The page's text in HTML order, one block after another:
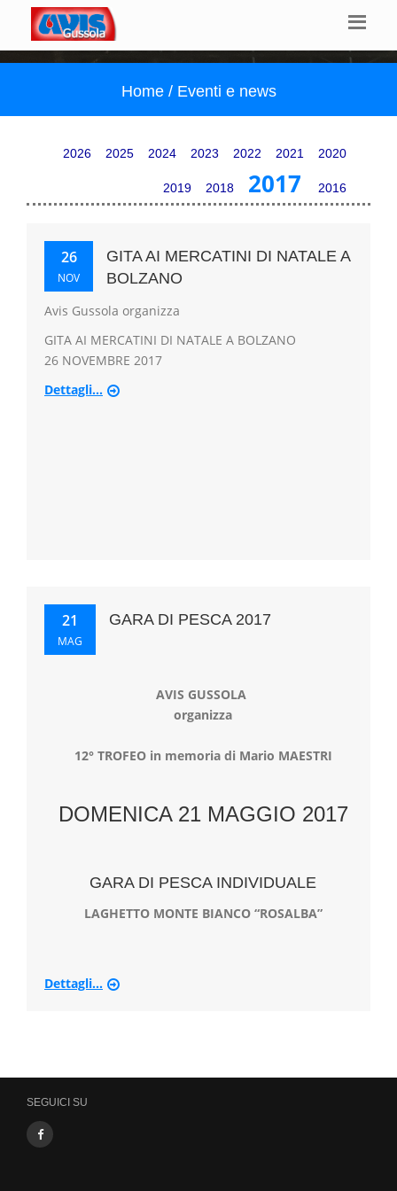
Home / Eventi e news
2026 2025 2024 2023 2022 2021 2020
2019 2018 2017 2016
26
NOV
GITA AI MERCATINI DI NATALE A
BOLZANO
Avis Gussola organizza
GITA AI MERCATINI DI NATALE A BOLZANO
26 NOVEMBRE 2017
Dettagli...
21
MAG
GARA DI PESCA 2017
AVIS GUSSOLA
organizza
12° TROFEOin memoria di Mario MAESTRI
DOMENICA 21 MAGGIO 2017
GARA DI PESCA INDIVIDUALE
LAGHETTO MONTE BIANCO “ROSALBA”
Dettagli...
SEGUICI SU